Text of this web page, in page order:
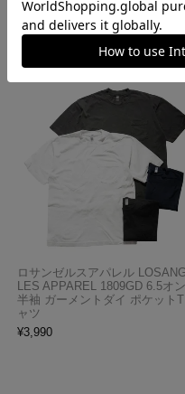
この商品を見た人がよく
ロサンゼルスアパレル
LES APPAREL 1809GD 6.5オ
半袖 ガーメントダイ ポケット
ャツ
¥3,990